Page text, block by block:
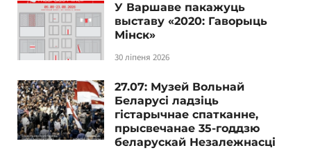
У Варшаве пакажуць
выставу «2020: Гаворыць
Мінск»
30 ліпеня 2026
27.07: Музей Вольнай
Беларусі ладзіць
гістарычнае спатканне,
прысвечанае 35-годдзю
беларускай Незалежнасці